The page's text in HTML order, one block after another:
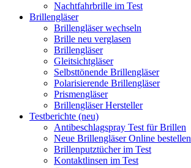
Nachtfahrbrille im Test
Brillengläser
Brillengläser wechseln
Brille neu verglasen
Brillengläser
Gleitsichtgläser
Selbsttönende Brillengläser
Polarisierende Brillengläser
Prismengläser
Brillengläser Hersteller
Testberichte (neu)
Antibeschlagspray Test für Brillen
Neue Brillengläser Online bestellen
Brillenputztücher im Test
Kontaktlinsen im Test